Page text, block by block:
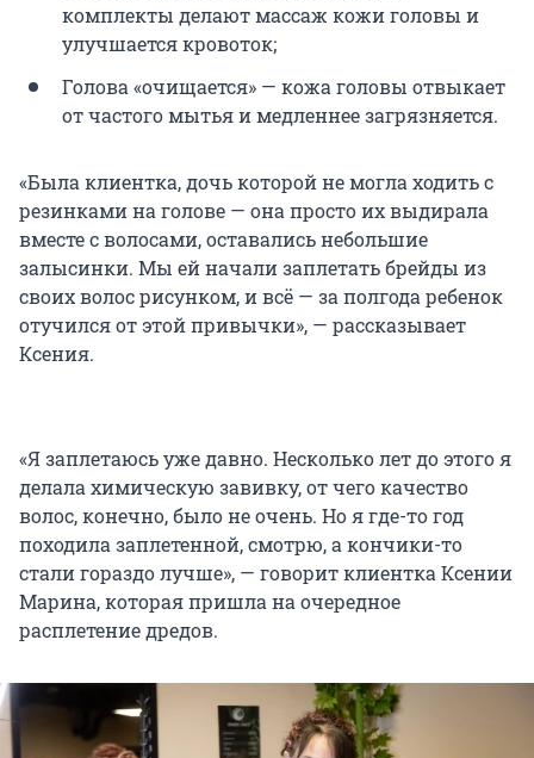
комплекты делают массаж кожи головы и
улучшается кровоток;
Голова «очищается» — кожа головы отвыкает
от частого мытья и медленнее загрязняется.
«Была клиентка, дочь которой не могла ходить с
резинками на голове — она просто их выдирала
вместе с волосами, оставались небольшие
залысинки. Мы ей начали заплетать брейды из
своих волос рисунком, и всё — за полгода ребенок
отучился от этой привычки», — рассказывает
Ксения.
«Я заплетаюсь уже давно. Несколько лет до этого я
делала химическую завивку, от чего качество
волос, конечно, было не очень. Но я где-то год
походила заплетенной, смотрю, а кончики-то
стали гораздо лучше», — говорит клиентка Ксении
Марина, которая пришла на очередное
расплетение дредов.